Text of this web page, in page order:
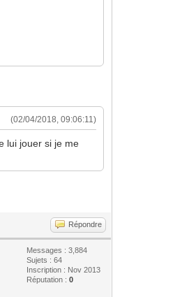
(02/04/2018, 09:06:11)
lui jouer si je me
Répondre
Messages : 3,884
Sujets : 64
Inscription : Nov 2013
Réputation :0